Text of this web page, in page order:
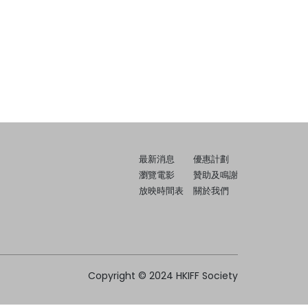
最新消息
瀏覽電影
放映時間表
優惠計劃
贊助及鳴謝
關於我們
Copyright © 2024 HKIFF Society